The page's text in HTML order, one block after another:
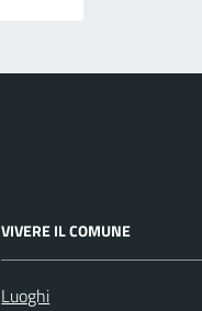
VIVERE IL COMUNE
Luoghi